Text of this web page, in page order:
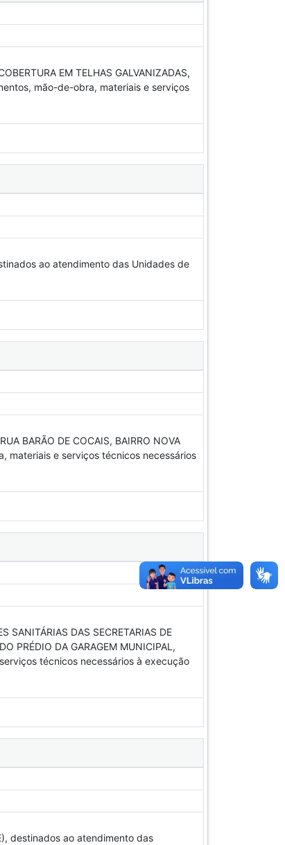
EM TELHAS GALVANIZADAS,
mão-de-obra, materiais e serviços
ao atendimento das Unidades de
BARÃO DE COCAIS, BAIRRO NOVA
materiais e serviços técnicos necessários
SANITÁRIAS DAS SECRETARIAS DE
PRÉDIO DA GARAGEM MUNICIPAL,
técnicos necessários à execução
destinados ao atendimento das